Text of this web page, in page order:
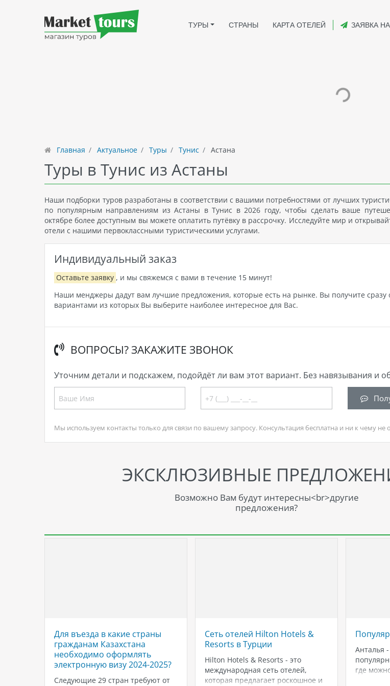
ТУРЫ СТРАНЫ КАРТА ОТЕЛЕЙ ЗАЯВКА
Главная Актуальное Туры Тунис Астана
Туры в Тунис из Астаны
Наши подборки туров разработаны в соответствии с вашими потребностями от лучших
по популярным направлениям из Астаны в Тунис в 2026 году, чтобы сделать ваше
октябре более доступным вы можете оплатить путёвку в рассрочку. Исследуйте мир и
отели с нашими первоклассными туристическими услугами.
Индивидуальный заказ
Оставьте заявку , и мы свяжемся с вами в течение 15 минут!
Наши менджеры дадут вам лучшие предложения, которые есть на рынке. Вы получите сразу
вариантами из которых Вы выберите наиболее интересное для Вас.
ВОПРОСЫ? ЗАКАЖИТЕ ЗВОНОК
Уточним детали и подскажем, подойдёт ли вам этот вариант. Без навязывания и
Мы используем контакты только для связи по вашему запросу. Консультация бесплатна и ни к чему не
ЭКСКЛЮЗИВНЫЕ
Возможно Вам будут интересны<br>другие
предложения?
Для въезда в какие страны
гражданам Казахстана
необходимо оформлять
электронную визу 2024-2025?
Следующие 29 стран требуют от
Сеть отелей Hilton Hotels &
Resorts в Турции
Hilton Hotels & Resorts - это
международная сеть отелей,
которая предлагает роскошное и
Анталья
где